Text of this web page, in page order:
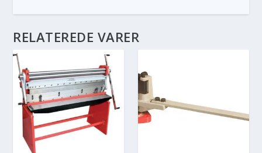
RELATEREDE VARER